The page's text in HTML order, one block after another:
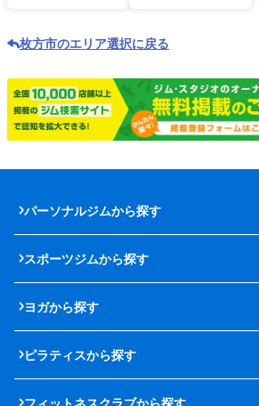
枚方市のエリア選択に戻る
パーソナルジムから探す
スポーツジムから探す
ヨガから探す
ピラティスから探す
フィットネスクラブから探す